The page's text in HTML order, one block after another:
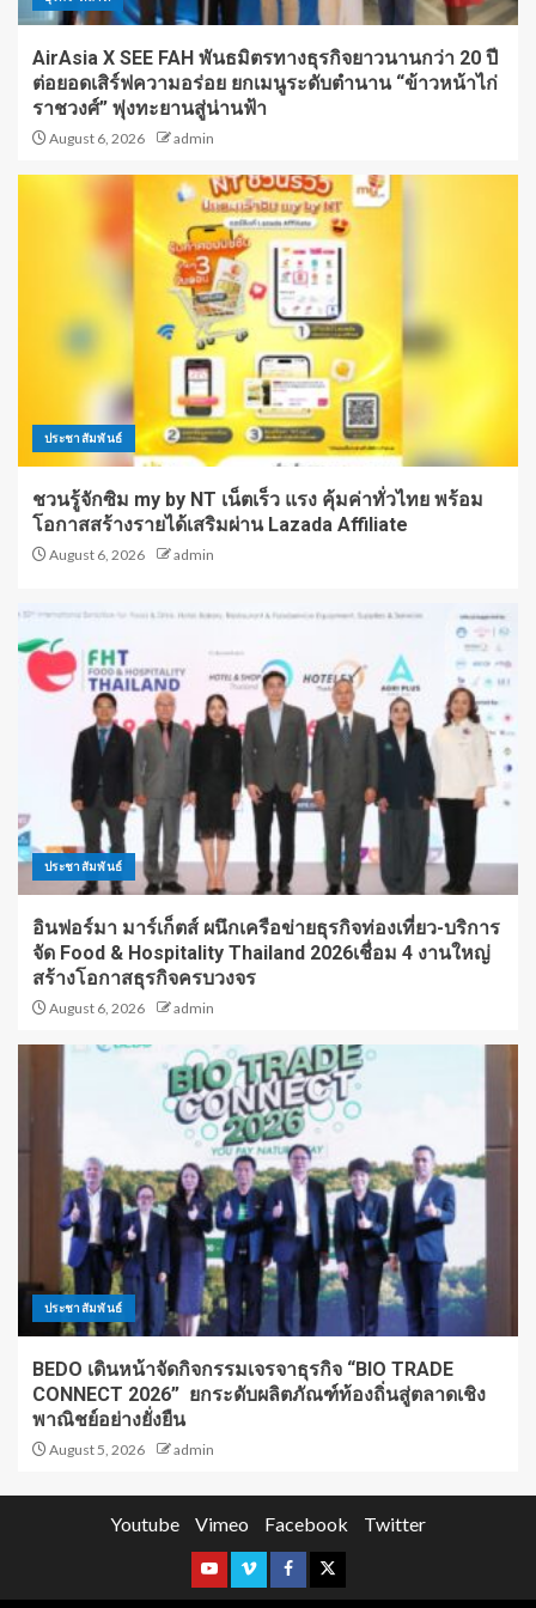
AirAsia X SEE FAH พันธมิตรทางธุรกิจยาวนานกว่า 20 ปี
ต่อยอดเสิร์ฟความอร่อย ยกเมนูระดับตำนาน “ข้าวหน้าไก่
ราชวงศ์” พุ่งทะยานสู่น่านฟ้า
August 6, 2026 admin
ประชาสัมพันธ์
ชวนรู้จักซิม my by NT เน็ตเร็ว แรง คุ้มค่าทั่วไทย พร้อม
โอกาสสร้างรายได้เสริมผ่าน Lazada Affiliate
August 6, 2026 admin
ประชาสัมพันธ์
อินฟอร์มา มาร์เก็ตส์ ผนึกเครือข่ายธุรกิจท่องเที่ยว-บริการ
จัด Food & Hospitality Thailand 2026เชื่อม 4 งานใหญ่
สร้างโอกาสธุรกิจครบวงจร
August 6, 2026 admin
ประชาสัมพันธ์
BEDO เดินหน้าจัดกิจกรรมเจรจาธุรกิจ “BIO TRADE
CONNECT 2026” ยกระดับผลิตภัณฑ์ท้องถิ่นสู่ตลาดเชิง
พาณิชย์อย่างยั่งยืน
August 5, 2026 admin
Youtube Vimeo Facebook Twitter